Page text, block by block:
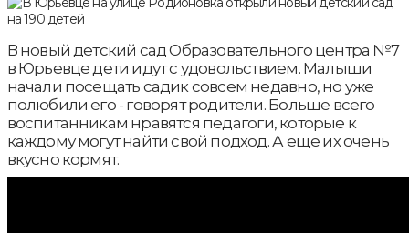
В новый детский сад Образовательного центра №7
в Юрьевце дети идут с удовольствием. Малыши
начали посещать садик совсем недавно, но уже
полюбили его - говорят родители. Больше всего
воспитанникам нравятся педагоги, которые к
каждому могут найти свой подход. А еще их очень
вкусно кормят.